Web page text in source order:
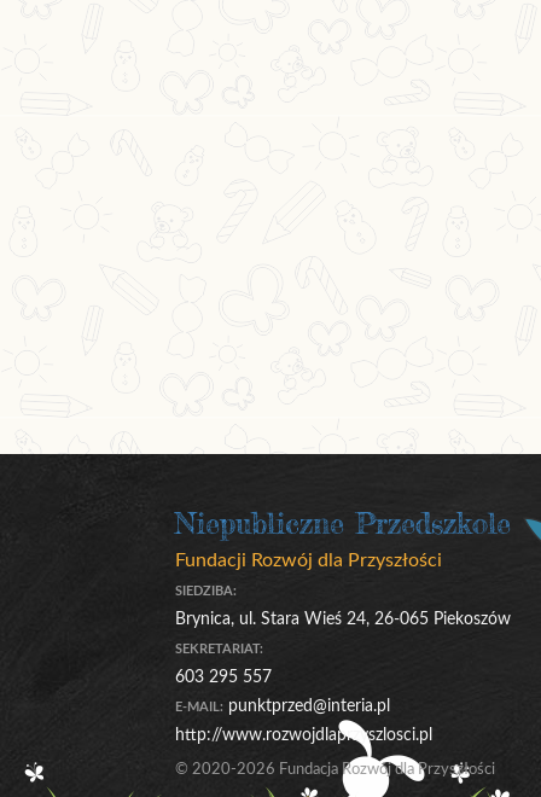
Niepubliczne Przedszkole
Fundacji Rozwój dla Przyszłości
SIEDZIBA:
Brynica, ul. Stara Wieś 24, 26-065 Piekoszów
SEKRETARIAT:
603 295 557
E-MAIL: punktprzed@interia.pl
http://www.rozwojdlaprzyszlosci.pl
© 2020-2026 Fundacja Rozwój dla Przyszłości